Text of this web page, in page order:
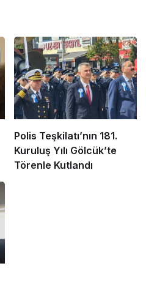
Polis Teşkilatı’nın 181.
Kuruluş Yılı Gölcük’te
Törenle Kutlandı